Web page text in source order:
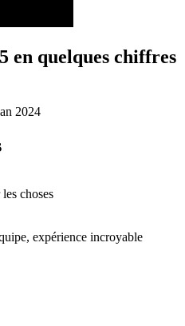
en quelques chiffres
choses
expérience incroyable